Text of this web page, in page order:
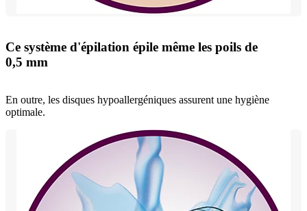
Ce système d'épilation épile même les poils de
0,5 mm
En outre, les disques hypoallergéniques assurent une hygiène
optimale.